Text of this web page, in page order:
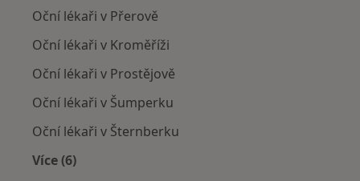
Oční lékaři v Přerově
Oční lékaři v Kroměříži
Oční lékaři v Prostějově
Oční lékaři v Šumperku
Oční lékaři v Šternberku
Více (6)